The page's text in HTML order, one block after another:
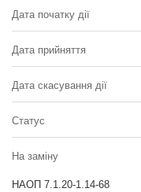
Дата початку дії
Дата прийняття
Дата скасування дії
Статус
На заміну
НАОП 7.1.20-1.14-68